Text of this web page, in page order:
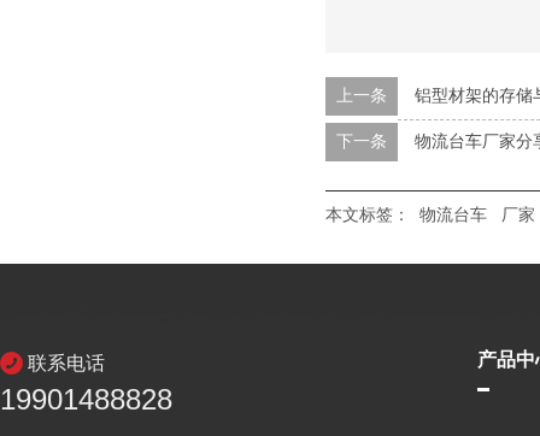
上一条 铝型材架的存储
下一条 物流台车厂家分
本文标签： 物流台车 厂家
联系电话
19901488828
产品中